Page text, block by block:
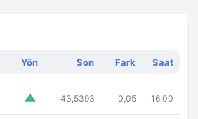
Yön Son Fark Saat
43,5393 0,05 16:00